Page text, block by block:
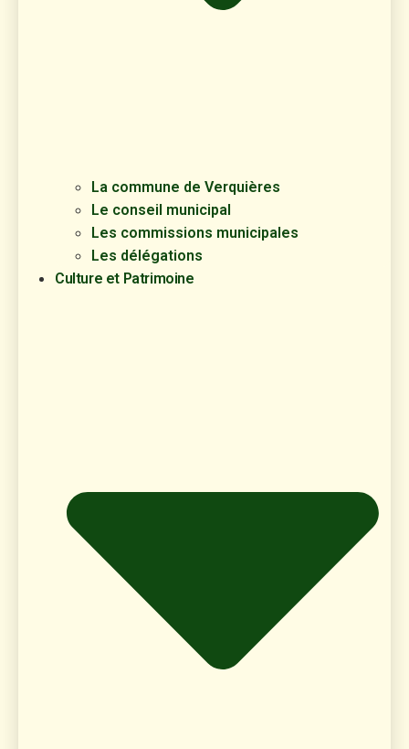
La commune de Verquières
Le conseil municipal
Les commissions municipales
Les délégations
Culture et Patrimoine